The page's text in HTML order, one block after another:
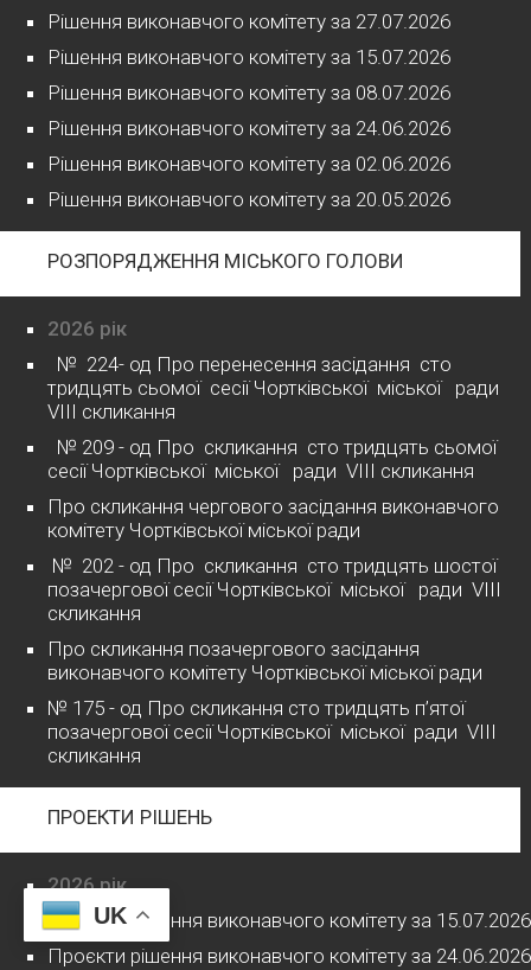
Рішення виконавчого комітету за 27.07.2026
Рішення виконавчого комітету за 15.07.2026
Рішення виконавчого комітету за 08.07.2026
Рішення виконавчого комітету за 24.06.2026
Рішення виконавчого комітету за 02.06.2026
Рішення виконавчого комітету за 20.05.2026
РОЗПОРЯДЖЕННЯ МІСЬКОГО ГОЛОВИ
2026 рік
№ 224- од Про перенесення засідання сто
тридцять сьомої сесії Чортківської міської ради
VІІІ скликання
№ 209 - од Про скликання сто тридцять сьомої
сесії Чортківської міської ради VІІІ скликання
Про скликання чергового засідання виконавчого
комітету Чортківської міської ради
№ 202 - од Про скликання сто тридцять шостої
позачергової сесії Чортківської міської ради VІІІ
скликання
Про скликання позачергового засідання
виконавчого комітету Чортківської міської ради
№ 175 - од Про скликання сто тридцять п’ятої
позачергової сесії Чортківської міської ради VІІІ
скликання
ПРОЕКТИ РІШЕНЬ
2026 рік
Проєкти рішення виконавчого комітету за 15.07.2026
Проєкти рішення виконавчого комітету за 24.06.2026
UK